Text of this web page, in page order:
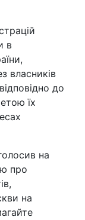
в
власників
до
їх
на
про
на